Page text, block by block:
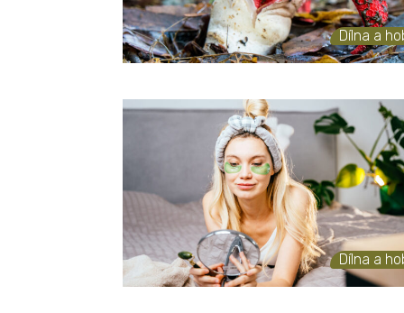
Dílna a
Dílna a